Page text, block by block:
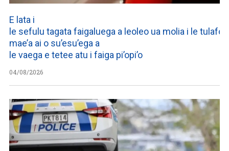
E lata i
le sefulu tagata faigaluega a leoleo ua molia i le
mae’a ai o su’esu’ega a
le vaega e tetee atu i faiga pi’opi’o
04/08/2026